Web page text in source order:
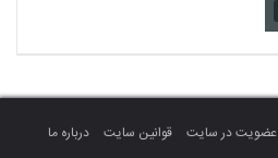
عضویت در سایت قوانین سایت
درباره ما